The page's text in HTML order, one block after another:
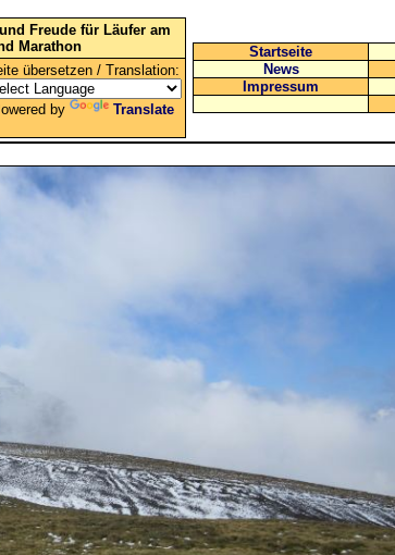
Freude für Läufer am
Marathon
übersetzen / Translation:
by Translate
Startseite
News
Impressum